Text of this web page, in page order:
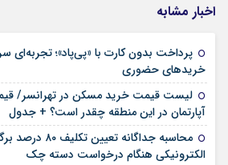
اخبار مشابه
پرداخت بدون کارت با «پی‌پاد»؛ تجربه‌ای
خریدهای حضوری
لیست قیمت خرید مسکن در تهرانسر/
آپارتمان در این منطقه چقدر است؟ + جدول
محاسبه جداگانه
الکترونیکی هنگام درخواست دسته چک